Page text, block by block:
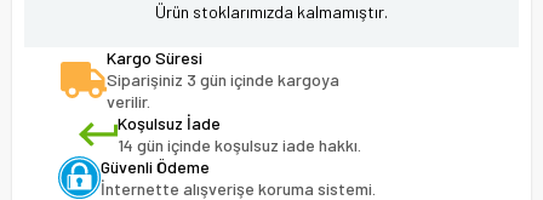
Ürün stoklarımızda kalmamıştır.
Kargo Süresi
Siparişiniz 3 gün içinde kargoya
verilir.
Koşulsuz İade
14 gün içinde koşulsuz iade hakkı.
Güvenli Ödeme
İnternette alışverişe koruma sistemi.